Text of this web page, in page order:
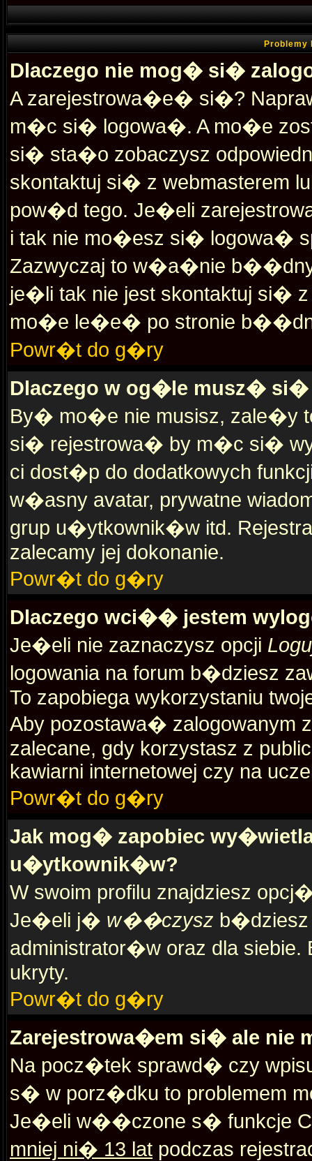
Problemy
Dlaczego nie mog� si�
A zarejestrowa�e� si�?
m�c si� logowa�. A mo�e
si� sta�o zobaczysz
skontaktuj si� z webmasterem
pow�d tego. Je�eli
i tak nie mo�esz si� logowa�
Zazwyczaj to w�a�nie
je�li tak nie jest skontaktuj si�
mo�e le�e� po stronie
Powr�t do g�ry
Dlaczego w og�le musz�
By� mo�e nie musisz, zale�y
si� rejestrowa� by m�c si�
ci dost�p do dodatkowych
w�asny avatar, prywatne
grup u�ytkownik�w itd.
zalecamy jej dokonanie.
Powr�t do g�ry
Dlaczego wci�� jestem
Je�eli nie zaznaczysz opcji
logowania na forum b�dziesz
To zapobiega wykorzystaniu
Aby pozostawa�
zalecane, gdy korzystasz z
kawiarni internetowej czy na
Powr�t do g�ry
Jak mog� zapobiec
u�ytkownik�w?
W swoim profilu znajdziesz
Je�eli j� w��czysz b�dziesz
administrator�w oraz dla
ukryty.
Powr�t do g�ry
Zarejestrowa�em si� ale
Na pocz�tek sprawd� czy
s� w porz�dku to problemem
Je�eli w��czone s� funkcje
mniej ni� 13 lat podczas